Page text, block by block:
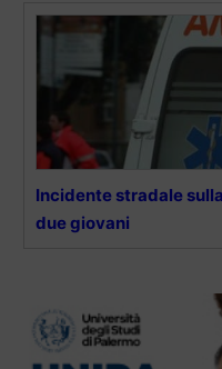
Incidente stradale
due giovani